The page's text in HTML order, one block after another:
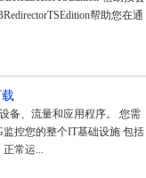
帮助您在通
备、流量和应用程序。 您需
控您的整个IT基础设施 包括
常运...